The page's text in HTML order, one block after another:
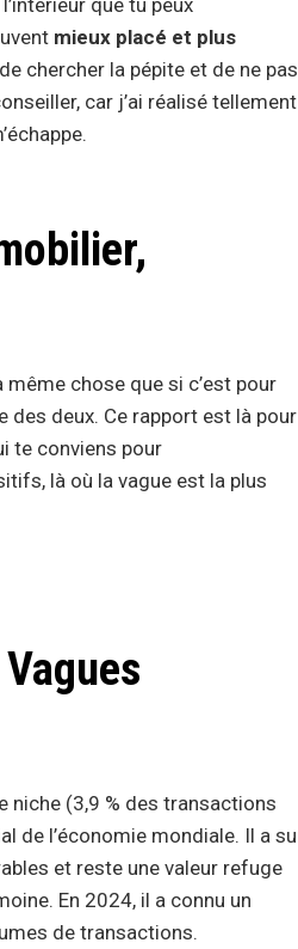
mieux placé et plus
chercher la pépite et de ne pas
car j’ai réalisé tellement
même chose que si c’est pour
des deux. Ce rapport est là pour
te conviens pour
là où la vague est la plus
niche (3,9 % des transactions
de l’économie mondiale. Il a su
et reste une valeur refuge
En 2024, il a connu un
de transactions.